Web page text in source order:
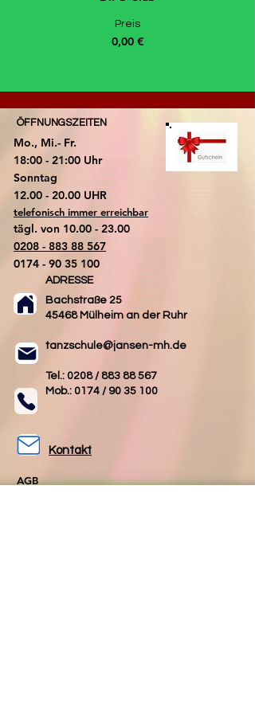
Preis
0,00 €
ÖFFNUNGSZEITEN
Mo., Mi.- Fr.
18:00 - 21:00 Uhr
​Sonntag
​12.00 - 20.00 UHR
telefonisch immer erreichbar
tägl. von 10.00 - 23.00
0208 - 883 88 567
0174 - 90 35 100
ADRESSE
Bachstraße 25
45468 Mülheim an der Ruhr
tanzschule@jansen-mh.de
Tel.: 0208 / 883 88 567
Mob.: 0174 / 90 35 100
Kontakt
AGB